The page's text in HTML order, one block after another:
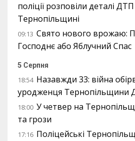
поліції розповіли деталі
Тернопільщині
09:13 Свято нового врожаю:
Господнє або Яблучний Спас
5 Серпня
18:54 Назавжди 33: війна
уродженця Тернопільщини
18:00 У четвер на
та грози
17:16 Поліцейські